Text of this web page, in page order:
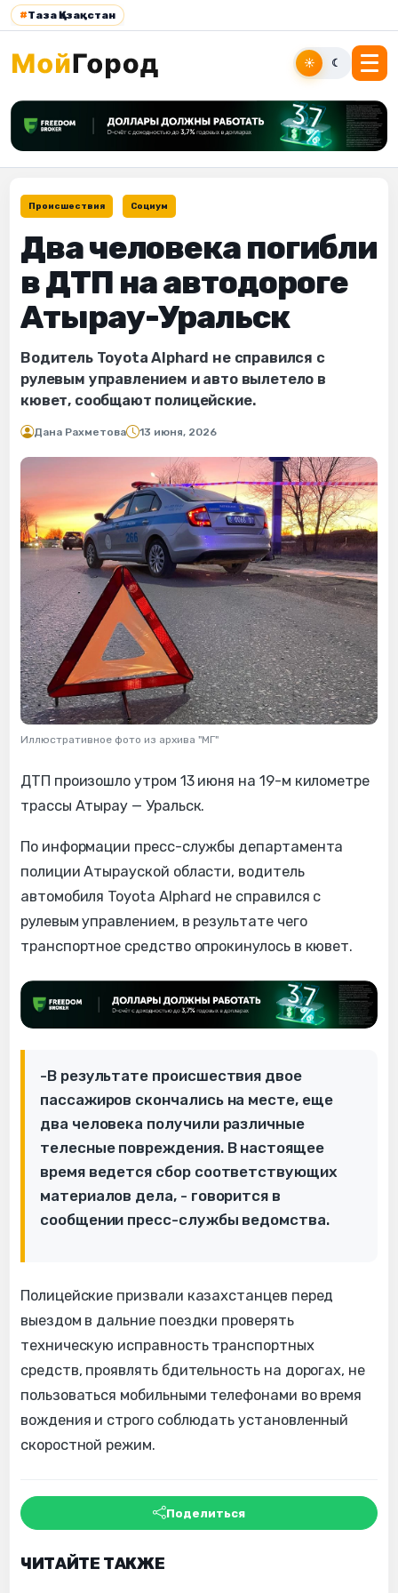
#Таза Қазақстан
☀ ☾
Происшествия Социум
Два человека погибли
в ДТП на автодороге
Атырау-Уральск
Водитель Toyota Alphard не справился с
рулевым управлением и авто вылетело в
кювет, сообщают полицейские.
Дана Рахметова 13 июня, 2026
Иллюстративное фото из архива "МГ"
ДТП произошло утром 13 июня на 19-м километре
трассы Атырау — Уральск.
По информации пресс-службы департамента
полиции Атырауской области, водитель
автомобиля Toyota Alphard не справился с
рулевым управлением, в результате чего
транспортное средство опрокинулось в кювет.
-В результате происшествия двое
пассажиров скончались на месте, еще
два человека получили различные
телесные повреждения. В настоящее
время ведется сбор соответствующих
материалов дела, - говорится в
сообщении пресс-службы ведомства.
Полицейские призвали казахстанцев перед
выездом в дальние поездки проверять
техническую исправность транспортных
средств, проявлять бдительность на дорогах, не
пользоваться мобильными телефонами во время
вождения и строго соблюдать установленный
скоростной режим.
Поделиться
ЧИТАЙТЕ ТАКЖЕ